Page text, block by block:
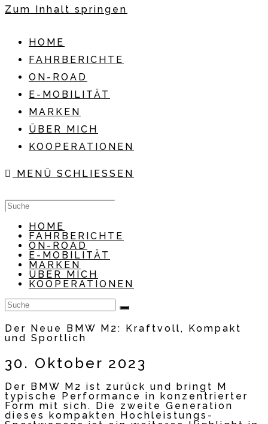
Zum Inhalt springen
HOME
FAHRBERICHTE
ON-ROAD
E-MOBILITÄT
MARKEN
ÜBER MICH
KOOPERATIONEN
MENÜ SCHLIESSEN
HOME
FAHRBERICHTE
ON-ROAD
E-MOBILITÄT
MARKEN
ÜBER MICH
KOOPERATIONEN
Der Neue BMW M2: Kraftvoll, Kompakt
und Sportlich
30. Oktober 2023
Der BMW M2 ist zurück und bringt M
typische Performance in konzentrierter
Form mit sich. Die zweite Generation
dieses kompakten Hochleistungs-